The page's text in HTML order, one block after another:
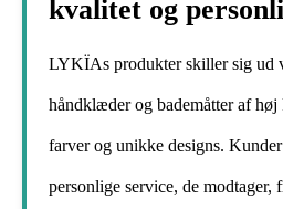
kvalitet og
LYKÏAs produkter skiller sig ud
håndklæder og bademåtter af
farver og unikke designs.
personlige service, de modtager,